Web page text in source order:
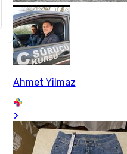
Ahmet Yilmaz